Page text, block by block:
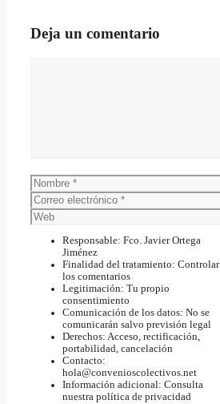
Deja un comentario
Nombre
Correo
electrónico
Web
Responsable: Fco. Javier Ortega
Jiménez
Finalidad del tratamiento: Controlar
los comentarios
Legitimación: Tu propio
consentimiento
Comunicación de los datos: No se
comunicarán salvo previsión legal
Derechos: Acceso, rectificación,
portabilidad, cancelación
Contacto:
hola@convenioscolectivos.net
Información adicional: Consulta
nuestra política de privacidad